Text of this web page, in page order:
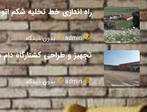
راه اندازی خط تخلیه شکم
admin بدون دیدگاه
تجهیز و طراحی کشتارگاه
admin بدون دیدگاه